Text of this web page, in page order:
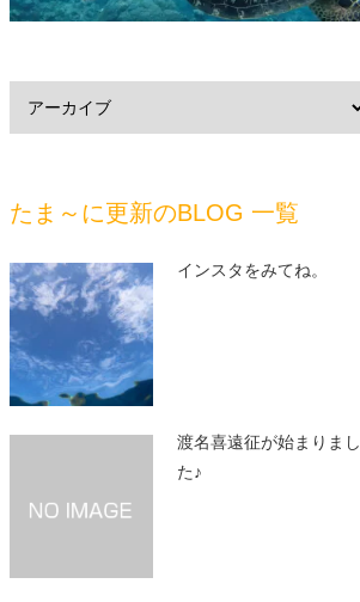
たま～に更新のBLOG 一覧
インスタをみてね。
渡名喜遠征が始まりまし
た♪